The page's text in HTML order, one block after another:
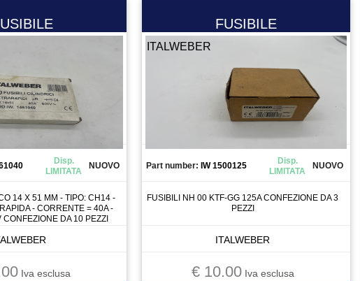
Disp.
LIMITATA
NUOVO
14 X 51 MM - TIPO: CH14 -
- CORRENTE = 40A -
DA 10 PEZZI
Iva esclusa
FUSIBILE
ITALWEBER
Part number: IW 1500125
Disp.
LIMITATA
NUOVO
FUSIBILI NH 00 KTF-GG 125A CONFEZIONE DA 3
PEZZI
ITALWEBER
€ 10.00Iva esclusa